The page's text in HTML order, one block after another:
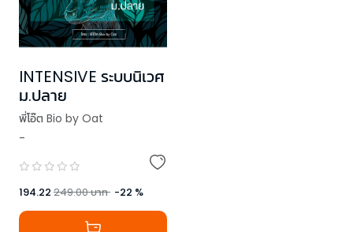
INTENSIVE ระบบนิเวศ
ม.ปลาย
พี่โอ๊ต Bio by Oat
-
194.22 249.00บาท -22 %